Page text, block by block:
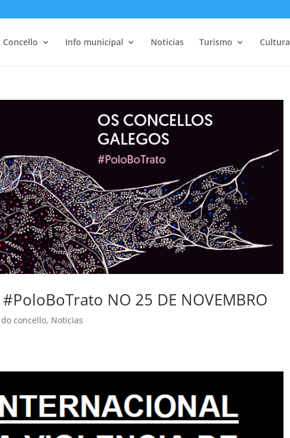
Concello Info municipal Noticias Turismo Cultura
#PoloBoTrato NO 25 DE NOVEMBRO
concello, Noticias